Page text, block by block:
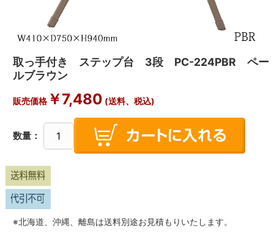
取っ手付き ステップ台 3段 PC-224PBR ペー
ルブラウン
販売価格￥7,480 (送料、税込)
数量：
※北海道、沖縄、離島は送料別途お見積もりいたします。